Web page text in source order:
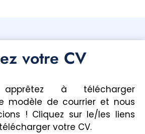
votre CV
à télécharger
modèle de courrier et nous
! Cliquez sur le/les liens
votre CV.